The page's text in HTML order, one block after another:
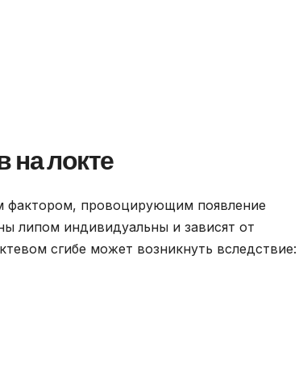
локте
фактором, провоцирующим появление
липом индивидуальны и зависят от
сгибе может возникнуть вследствие: